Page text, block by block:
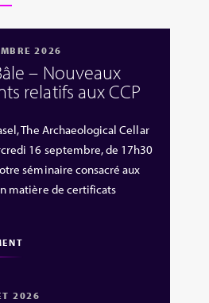
2026
– Nouveaux
relatifs aux CCP
The Archaeological Cellar
16 septembre, de 17h30
séminaire consacré aux
matière de certificats
2026